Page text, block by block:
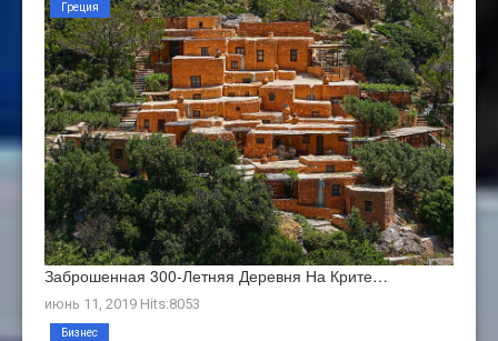
Заброшенная 300-Летняя Деревня На Крите…
июнь 11, 2019 Hits:8053
Греция
Бизнес